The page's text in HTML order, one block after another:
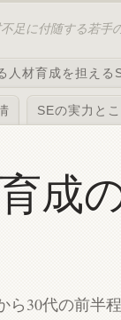
不足に付随する若手
人材育成を担える
SEの実力と
成
ら30代の前半